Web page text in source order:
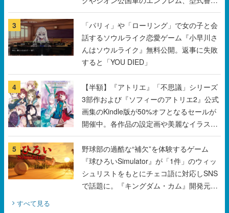
などを配置
3
「パリィ」や「ローリング」で女の子と会
話するソウルライク恋愛ゲーム『小早川さ
んはソウルライク』無料公開。返事に失敗
すると「YOU DIED」
4
【半額】『アトリエ』「不思議」シリーズ
3部作および『ソフィーのアトリエ2』公式
画集のKindle版が50%オフとなるセールが
開催中。各作品の設定画や美麗なイラスト
の数々をふんだんに収録
5
野球部の過酷な“補欠”を体験するゲーム
『球ひろいSimulator』が「1件」のウィッ
シュリストをもとにチェコ語に対応しSNS
で話題に。『キングダム・カム』開発元や
すべて見る